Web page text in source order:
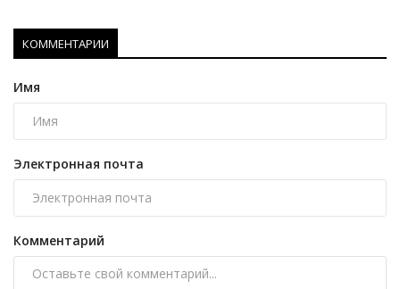
КОММЕНТАРИИ
Имя
Электронная почта
Комментарий